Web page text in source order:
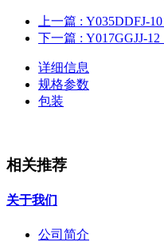
上一篇 : Y035DDFJ-
下一篇 : Y017GGJJ-
详细信息
规格参数
包装
相关推荐
关于我们
公司简介